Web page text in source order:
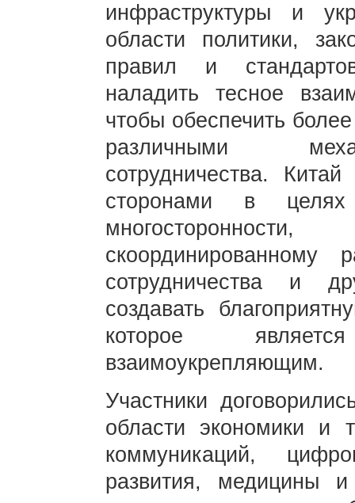
инфраструктуры и
области политики,
правил и
наладить тесное
чтобы обеспечить
различными
сотрудничества.
сторонами в целях
многосторонности,
скоординированному
сотрудничества и
создавать
которое
взаимоукрепляющим.
Участники
области экономики и
коммуникаций,
развития, медицины